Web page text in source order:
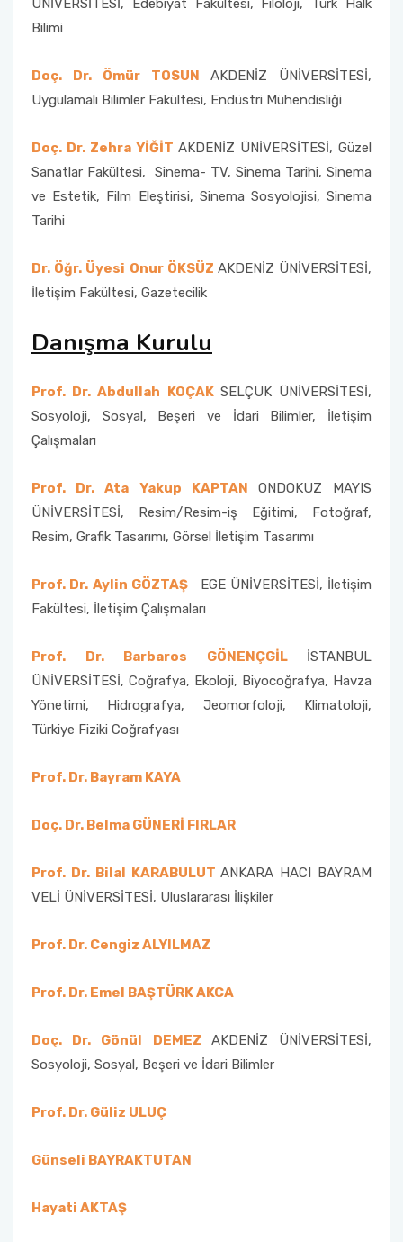
ÜNİVERSİTESİ, Edebiyat Fakültesi, Filoloji, Türk Halk
Bilimi
Doç. Dr. Ömür TOSUN AKDENİZ ÜNİVERSİTESİ,
Uygulamalı Bilimler Fakültesi, Endüstri Mühendisliği
Doç. Dr. Zehra YİĞİT AKDENİZ ÜNİVERSİTESİ, Güzel
Sanatlar Fakültesi, Sinema- TV, Sinema Tarihi, Sinema
ve Estetik, Film Eleştirisi, Sinema Sosyolojisi, Sinema
Tarihi
Dr. Öğr. Üyesi Onur ÖKSÜZ AKDENİZ ÜNİVERSİTESİ,
İletişim Fakültesi, Gazetecilik
Danışma Kurulu
Prof. Dr. Abdullah KOÇAK SELÇUK ÜNİVERSİTESİ,
Sosyoloji, Sosyal, Beşeri ve İdari Bilimler, İletişim
Çalışmaları
Prof. Dr. Ata Yakup KAPTAN ONDOKUZ MAYIS
ÜNİVERSİTESİ, Resim/Resim-iş Eğitimi, Fotoğraf,
Resim, Grafik Tasarımı, Görsel İletişim Tasarımı
Prof. Dr. Aylin GÖZTAŞ
EGE ÜNİVERSİTESİ, İletişim
Fakültesi, İletişim Çalışmaları
Prof. Dr. Barbaros GÖNENÇGİL İSTANBUL
ÜNİVERSİTESİ, Coğrafya, Ekoloji, Biyocoğrafya, Havza
Yönetimi, Hidrografya, Jeomorfoloji, Klimatoloji,
Türkiye Fiziki Coğrafyası
Prof. Dr. Bayram KAYA
Doç. Dr. Belma GÜNERİ FIRLAR
Prof. Dr. Bilal KARABULUTANKARA HACI BAYRAM
VELİ ÜNİVERSİTESİ, Uluslararası İlişkiler
Prof. Dr. Cengiz ALYILMAZ
Prof. Dr. Emel BAŞTÜRK AKCA
Doç. Dr. Gönül DEMEZ AKDENİZ ÜNİVERSİTESİ,
Sosyoloji, Sosyal, Beşeri ve İdari Bilimler
Prof. Dr. Güliz ULUÇ
Günseli BAYRAKTUTAN
Hayati AKTAŞ